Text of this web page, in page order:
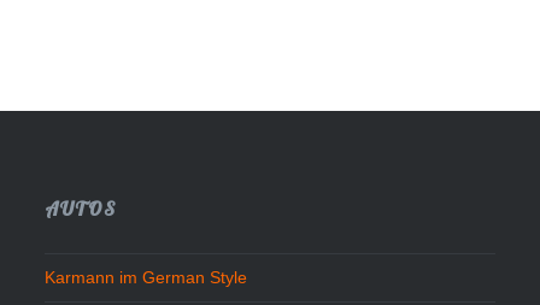
AUTOS
Karmann im German Style